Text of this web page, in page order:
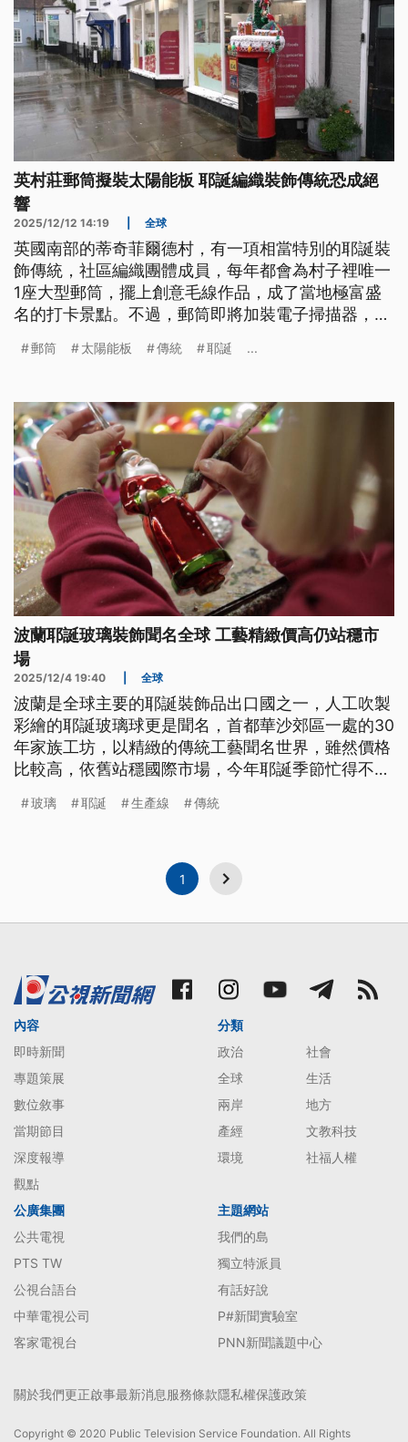
英村莊郵筒擬裝太陽能板 耶誕編織裝飾傳統恐成絕
響
2025/12/12 14:19 全球
英國南部的蒂奇菲爾德村，有一項相當特別的耶誕裝
飾傳統，社區編織團體成員，每年都會為村子裡唯一
1座大型郵筒，擺上創意毛線作品，成了當地極富盛
名的打卡景點。不過，郵筒即將加裝電子掃描器，頂
毛線郵筒恐將成為絕響。
郵筒 太陽能板 傳統 耶誕 ...
波蘭耶誕玻璃裝飾聞名全球 工藝精緻價高仍站穩市
場
2025/12/4 19:40 全球
波蘭是全球主要的耶誕裝飾品出口國之一，人工吹製
彩繪的耶誕玻璃球更是聞名，首都華沙郊區一處的30
年家族工坊，以精緻的傳統工藝聞名世界，雖然價格
比較高，依舊站穩國際市場，今年耶誕季節忙得不可
玻璃 耶誕 生產線 傳統
1
內容
即時新聞
專題策展
數位敘事
當期節目
深度報導
觀點
分類
政治
社會
全球
生活
兩岸
地方
產經
文教科技
環境
社福人權
公廣集團
公共電視
PTS TW
公視台語台
中華電視公司
客家電視台
主題網站
我們的島
獨立特派員
有話好說
P#新聞實驗室
PNN新聞議題中心
關於我們更正啟事最新消息服務條款隱私權保護政策
Copyright © 2020 Public Television Service Foundation. All Rights